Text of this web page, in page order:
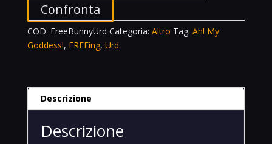
Ah!
My
Goddess!
Dea!
quantità
Confronta
COD: FreeBunnyUrd Categoria: Altro Tag: Ah! My
Goddess!, FREEing, Urd
Descrizione
Descrizione